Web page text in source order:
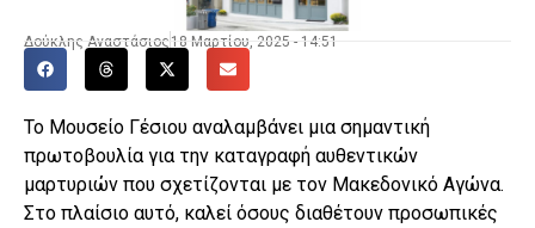
Δούκλης Αναστάσιος 18 Μαρτίου, 2025 - 14:51
Το Μουσείο Γέσιου αναλαμβάνει μια σημαντική
πρωτοβουλία για την καταγραφή αυθεντικών
μαρτυριών που σχετίζονται με τον Μακεδονικό Αγώνα.
Στο πλαίσιο αυτό, καλεί όσους διαθέτουν προσωπικές